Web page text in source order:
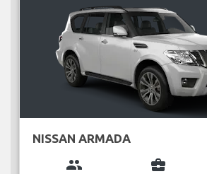
NISSAN ARMADA
group business_center